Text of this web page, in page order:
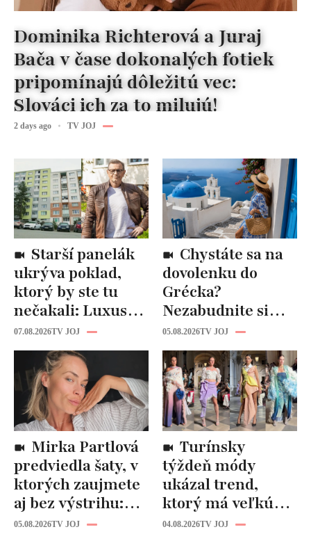
Dominika Richterová a Juraj
Bača v čase dokonalých fotiek
pripomínajú dôležitú vec:
Slováci ich za to milujú!
2 days ago TV JOJ
ukrýva poklad,
ktorý by ste tu
nečakali: Luxusná
kuchyňa aj
kúpeľňa ako z
novostavby!
07.08.2026TV JOJ
dovolenku do
Grécka?
Nezabudnite si
odtiaľ uloviť tieto
štýlové kúsky
05.08.2026TV JOJ
predviedla šaty, v
ktorých zaujmete
aj bez výstrihu:
Ich čaro je v tomto
05.08.2026TV JOJ
týždeň módy
ukázal trend,
ktorý má veľkú
budúcnosť: Počuli
04.08.2026TV JOJ